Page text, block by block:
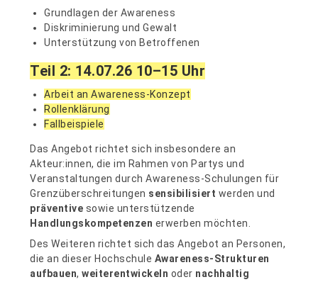
Grundlagen der Awareness
Diskriminierung und Gewalt
Unterstützung von Betroffenen
Teil 2: 14.07.26 10–15 Uhr
Arbeit an Awareness-Konzept
Rollenklärung
Fallbeispiele
Das Angebot richtet sich insbesondere an
Akteur:innen, die im Rahmen von Partys und
Veranstaltungen durch Awareness-Schulungen für
Grenzüberschreitungen sensibilisiert werden und
präventive sowie unterstützende
Handlungskompetenzen erwerben möchten.
Des Weiteren richtet sich das Angebot an Personen,
die an dieser Hochschule Awareness-Strukturen
aufbauen,weiterentwickeln oder nachhaltig